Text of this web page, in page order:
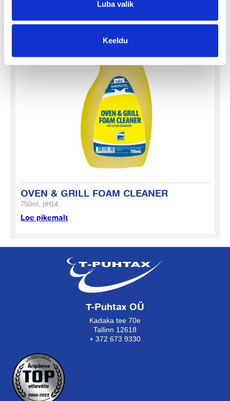
Luba valik
Keeldu
OVEN & GRILL FOAM CLEANER
750ml, pH14
Loe pikemalt
T-Puhtax OÜ
Kadaka tee 70e
Tallinn 12618
+ 372 673 9330